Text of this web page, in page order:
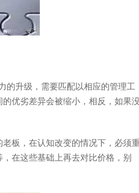
升级，需要匹配以相应的管理工
优劣差异会被缩小，相反，如果
板，在认知改变的情况下，必须
在这些基础上再去对比价格，别